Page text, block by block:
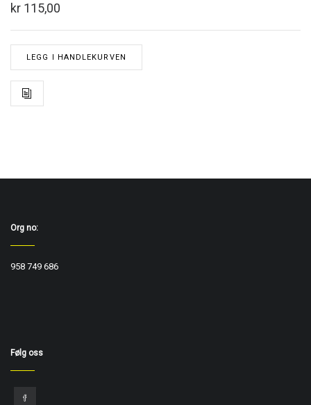
kr 115,00
LEGG I HANDLEKURVEN
Org no:
958 749 686
Følg oss